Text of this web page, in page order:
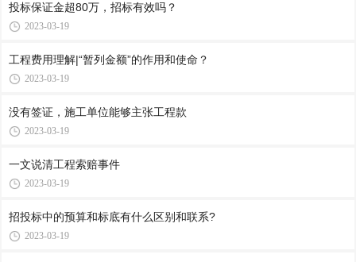
投标保证金超80万，招标有效吗？
2023-03-19
工程费用理解|“暂列金额”的作用和使命？
2023-03-19
没有签证，施工单位能够主张工程款
2023-03-19
一文说清工程索赔事件
2023-03-19
招投标中的预算和标底有什么区别和联系?
2023-03-19